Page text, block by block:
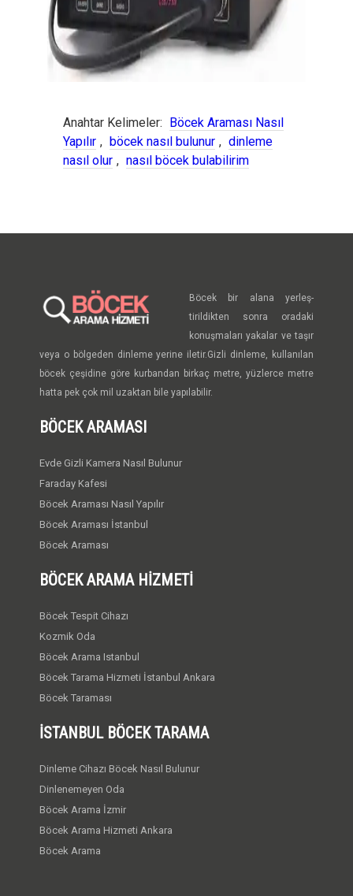
Anahtar Kelimeler:
Böcek Araması Nasıl
Yapılır , böcek nasıl bulunur , dinleme
nasıl olur , nasıl böcek bulabilirim
Böcek bir alana yerleş-
tirildikten sonra oradaki
konuşmaları yakalar ve taşır
veya o bölgeden dinleme yerine iletir.Gizli dinleme, kullanılan
böcek çeşidine göre kurbandan birkaç metre, yüzlerce metre
hatta pek çok mil uzaktan bile yapılabilir.
BÖCEK ARAMASI
Evde Gizli Kamera Nasıl Bulunur
Faraday Kafesi
Böcek Araması Nasıl Yapılır
Böcek Araması İstanbul
Böcek Araması
BÖCEK ARAMA HIZMETI
Böcek Tespit Cihazı
Kozmik Oda
Böcek Arama Istanbul
Böcek Tarama Hizmeti İstanbul Ankara
Böcek Taraması
İSTANBUL BÖCEK TARAMA
Dinleme Cihazı Böcek Nasıl Bulunur
Dinlenemeyen Oda
Böcek Arama İzmir
Böcek Arama Hizmeti Ankara
Böcek Arama